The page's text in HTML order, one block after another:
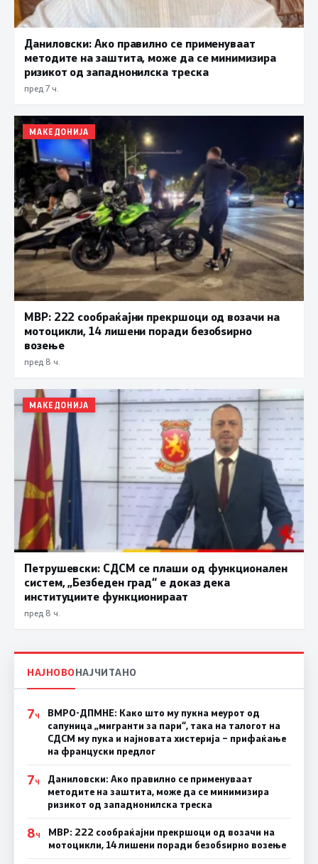
Даниловски: Ако правилно се применуваат
методите на заштита, може да се минимизира
ризикот од западнонилска треска
пред 7 ч.
МАКЕДОНИЈА
МВР: 222 сообраќајни прекршоци од возачи на
мотоцикли, 14 лишени поради безобѕирно
возење
пред 8 ч.
МАКЕДОНИЈА
Петрушевски: СДСМ се плаши од функционален
систем, „Безбеден град“ е доказ дека
институциите функционираат
пред 8 ч.
НАЈНОВОНАЈЧИТАНО
7Ч
ВМРО-ДПМНЕ: Како што му пукна меурот од
сапуница „мигранти за пари“, така на талогот на
СДСМ му пука и најновата хистерија – прифаќање
на француски предлог
7Ч
Даниловски: Ако правилно се применуваат
методите на заштита, може да се минимизира
ризикот од западнонилска треска
8Ч
МВР: 222 сообраќајни прекршоци од возачи на
мотоцикли, 14 лишени поради безобѕирно возење